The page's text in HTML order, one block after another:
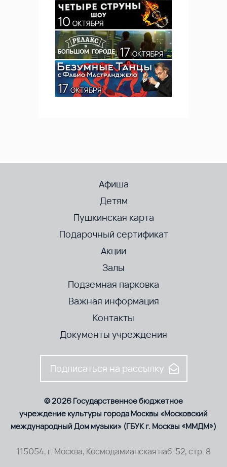
Афиша
Детям
Пушкинская карта
Подарочный сертификат
Акции
Залы
Подземная парковка
Важная информация
Контакты
Документы учреждения
Подписаться на рассылку
© 2026 Государственное бюджетное
учреждение культуры города Москвы «Московский
международный Дом музыки» (ГБУК г. Москвы «ММДМ»)
115054, г. Москва, Космодамианская наб. 52, стр. 8